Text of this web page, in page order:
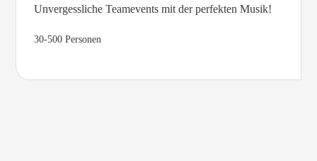
Unvergessliche Teamevents mit der perfekten Musik!
30-500 Personen